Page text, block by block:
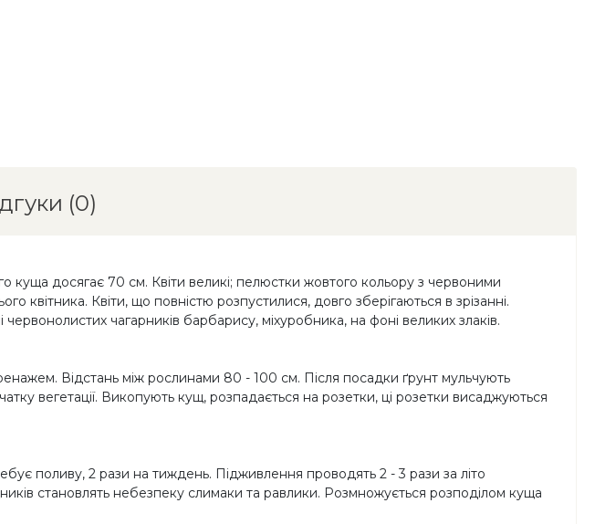
(0)
куща досягає 70 см. Квіти великі; пелюстки жовтого кольору з червоними
Квіти, що повністю розпустилися, довго зберігаються в зрізанні.
чагарників барбарису, міхуробника, на фоні великих злаків.
Відстань між рослинами 80 - 100 см. Після посадки ґрунт мульчують
вегетації. Викопують кущ, розпадається на розетки, ці розетки висаджуються
поливу, 2 рази на тиждень. Підживлення проводять 2 - 3 рази за літо
становлять небезпеку слимаки та равлики. Розмножується розподілом куща